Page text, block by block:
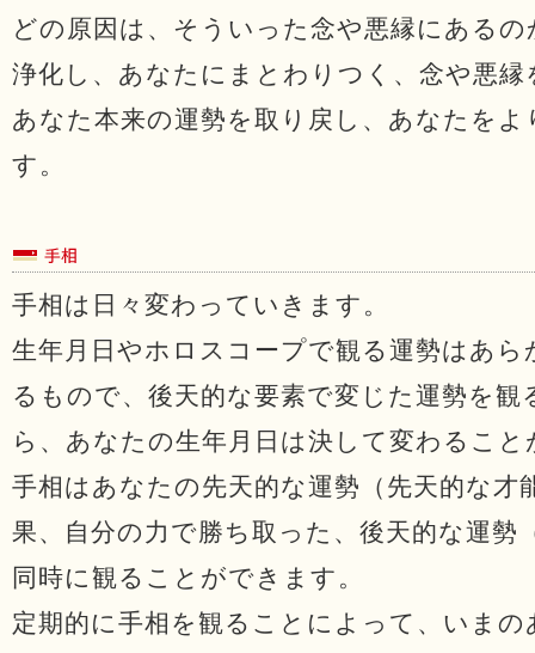
どの原因は、そういった念や悪縁にある
浄化し、あなたにまとわりつく、念や悪
あなた本来の運勢を取り戻し、あなたを
す。
手相は日々変わっていきます。
生年月日やホロスコープで観る運勢はあ
るもので、後天的な要素で変じた運勢を
ら、あなたの生年月日は決して変わるこ
手相はあなたの先天的な運勢（先天的な才
果、自分の力で勝ち取った、後天的な運勢
同時に観ることができます。
定期的に手相を観ることによって、いま